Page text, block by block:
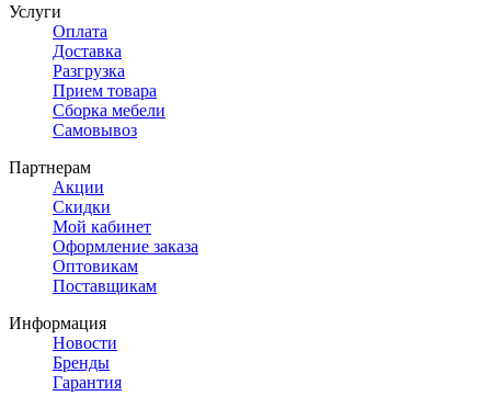
Услуги
Оплата
Доставка
Разгрузка
Прием товара
Сборка мебели
Самовывоз
Партнерам
Акции
Скидки
Мой кабинет
Оформление заказа
Оптовикам
Поставщикам
Информация
Новости
Бренды
Гарантия